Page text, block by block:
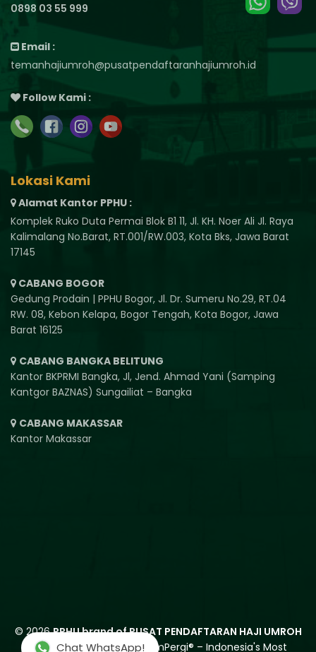
0898 03 55 999
Email :
temanhajiumroh@pusatpendaftaranhajiumroh.id
Follow Kami :
Lokasi Kami
Alamat Kantor PPHU :
Komplek Ruko Duta Permai Blok B1 11, Jl. KH. Noer Ali Jl. Raya
Kalimalang No.Barat, RT.001/RW.003, Kota Bks, Jawa Barat
17145
CABANG BOGOR
Gedung Prodain | PPHU Bogor, Jl. Dr. Sumeru No.29, RT.04
RW. 08, Kebon Kelapa, Bogor Tengah, Kota Bogor, Jawa
Barat 16125
CABANG BANGKA BELITUNG
Kantor BKPRMI Bangka, Jl, Jend. Ahmad Yani (Samping
Kantgor BAZNAS) Sungailiat – Bangka
CABANG MAKASSAR
Kantor Makassar
© 2026PPHU brand of PUSAT PENDAFTARAN HAJI UMROH
Digitally Powered byMuslimPergi® – Indonesia's Most
Chat WhatsApp!